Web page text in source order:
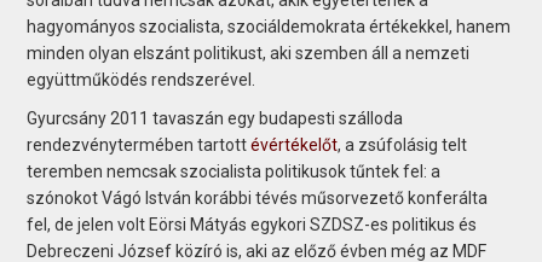
hagyományos szocialista, szociáldemokrata értékekkel, hanem
minden olyan elszánt politikust, aki szemben áll a nemzeti
együttműködés rendszerével.
Gyurcsány 2011 tavaszán egy budapesti szálloda
rendezvénytermében tartottévértékelőt, a zsúfolásig telt
teremben nemcsak szocialista politikusok tűntek fel: a
szónokot Vágó István korábbi tévés műsorvezető konferálta
fel, de jelen volt Eörsi Mátyás egykori SZDSZ-es politikus és
Debreczeni József közíró is, aki az előző évben még az MDF